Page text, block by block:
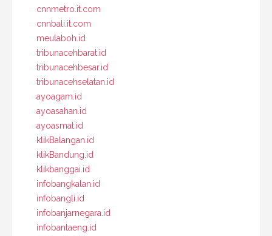
cnnmetro.it.com
cnnbali.it.com
meulaboh.id
tribunacehbarat.id
tribunacehbesar.id
tribunacehselatan.id
ayoagam.id
ayoasahan.id
ayoasmat.id
klikBalangan.id
klikBandung.id
klikbanggai.id
infobangkalan.id
infobangli.id
infobanjarnegara.id
infobantaeng.id